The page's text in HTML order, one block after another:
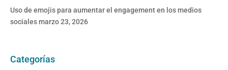
Uso de emojis para aumentar el engagement en los medios
socialesmarzo 23, 2026
Categorías